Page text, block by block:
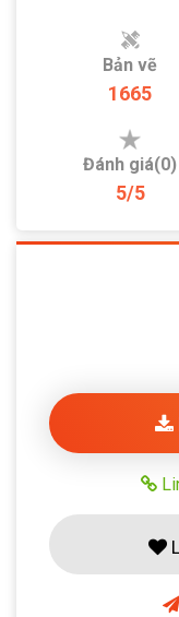
Bản vẽ
1665
Đánh giá(0)
5/5